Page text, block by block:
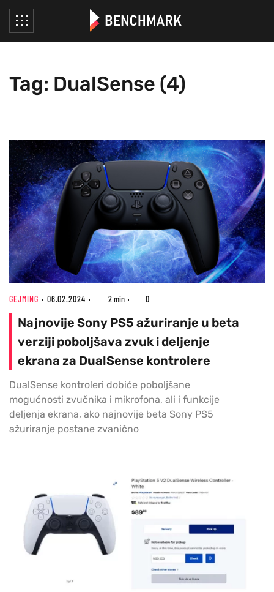
Tag: DualSense (4)
GEJMING 06.02.2024 2 min 0
Najnovije Sony PS5 ažuriranje u beta
verziji poboljšava zvuk i deljenje
ekrana za DualSense kontrolere
DualSense kontroleri dobiće poboljšane
mogućnosti zvučnika i mikrofona, ali i funkcije
deljenja ekrana, ako najnovije beta Sony PS5
ažuriranje postane zvanično